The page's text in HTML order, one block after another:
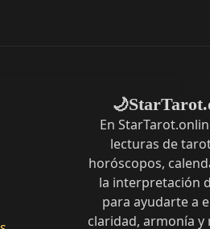
🌙
En
lecturas de
horóscopos,
la interpretación
para ayudarte a
claridad, armonía y